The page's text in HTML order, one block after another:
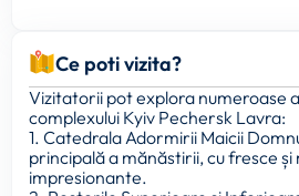
Ce poti vizita?
Vizitatorii pot explora numeroase
complexului Kyiv Pechersk Lavra:
1. Catedrala Adormirii Maicii
principală a mănăstirii, cu fresce și
impresionante.